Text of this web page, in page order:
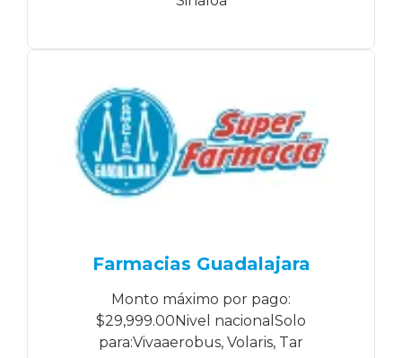
Farmacias Guadalajara
Monto máximo por pago:
$29,999.00Nivel nacionalSolo
para:Vivaaerobus, Volaris, Tar